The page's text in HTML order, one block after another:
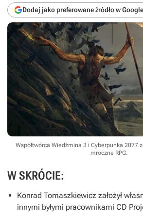
Dodaj jako preferowane źródło w Google
Współtwórca Wiedźmina 3 i Cyberpunka 2077
mroczne RPG.
W SKRÓCIE:
Konrad Tomaszkiewicz założył
innymi byłymi pracownikami CD